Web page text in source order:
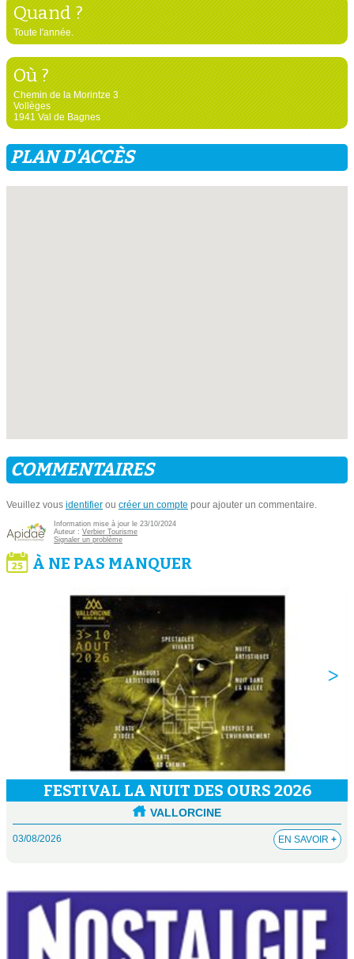
Quand ?
Toute l'année.
Où ?
Chemin de la Morintze 3
Vollèges
1941 Val de Bagnes
PLAN D'ACCÈS
COMMENTAIRES
Veuillez vous identifier ou créer un compte pour ajouter un commentaire.
Information mise à jour le 23/10/2024
Auteur : Verbier Tourisme
Signaler un problème
À NE PAS MANQUER
FESTIVAL LA NUIT DES OURS 2026
VALLORCINE
03/08/2026 EN SAVOIR +